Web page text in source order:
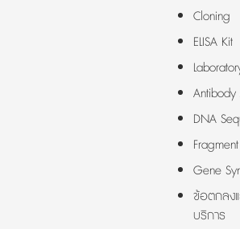
Cloning
ELISA Kit
Antibody
DNA
Gene
ข้อตกลงแ
บริการ